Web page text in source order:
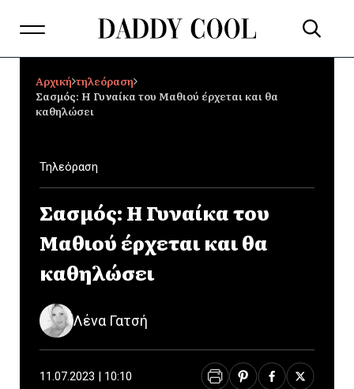
Αρχική τηλεόραση
Σασμός: Η Γυναίκα του Μαθιού έρχεται και θα
καθηλώσει
Τηλεόραση
Σασμός: Η Γυναίκα του
Μαθιού έρχεται και θα
καθηλώσει
Λένα Γατσή
11.07.2023 | 10:10